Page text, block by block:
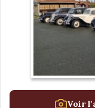
Voir